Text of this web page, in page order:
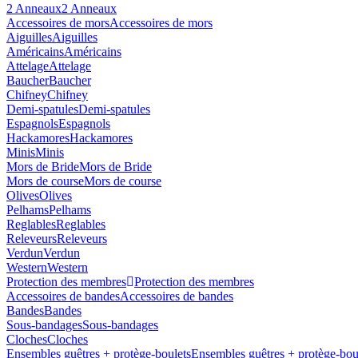
2 Anneaux2 Anneaux
Accessoires de morsAccessoires de mors
AiguillesAiguilles
AméricainsAméricains
AttelageAttelage
BaucherBaucher
ChifneyChifney
Demi-spatulesDemi-spatules
EspagnolsEspagnols
HackamoresHackamores
MinisMinis
Mors de BrideMors de Bride
Mors de courseMors de course
OlivesOlives
PelhamsPelhams
ReglablesReglables
ReleveursReleveurs
VerdunVerdun
WesternWestern
Protection des membres Protection des membres
Accessoires de bandesAccessoires de bandes
BandesBandes
Sous-bandagesSous-bandages
ClochesCloches
Ensembles guêtres + protège-bouletsEnsembles guêtres + protège-